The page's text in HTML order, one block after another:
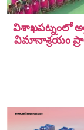
విశాఖపట్నంలో
విమానాశ్ర‌యం